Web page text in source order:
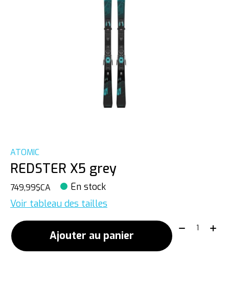
ATOMIC
REDSTER X5 grey
749,99$CA En stock
Voir tableau des tailles
Ajouter au panier
Quantité: